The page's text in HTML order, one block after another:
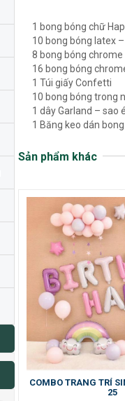
1 bong bóng chữ
10 bong bóng latex
8 bong bóng
16 bong bóng
1 Túi giấy Confetti
10 bong bóng trong
1 dây Garland – sao
1 Băng keo dán
Sản phẩm khác
COMBO TRANG TRÍ
25